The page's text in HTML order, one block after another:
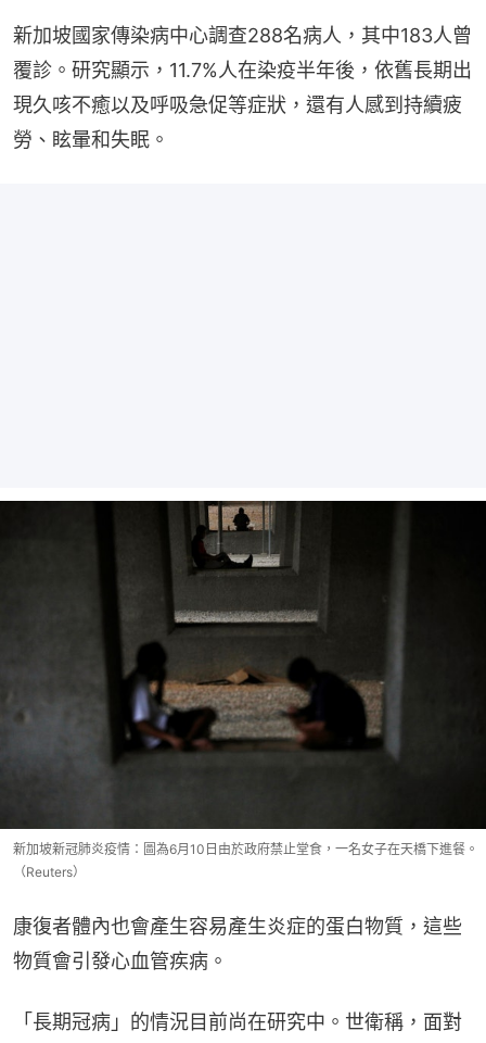
新加坡國家傳染病中心調查288名病人，其中183人曾
覆診。研究顯示，11.7%人在染疫半年後，依舊長期出
現久咳不癒以及呼吸急促等症狀，還有人感到持續疲
勞、眩暈和失眠。
新加坡新冠肺炎疫情：圖為6月10日由於政府禁止堂食，一名女子在天橋下進餐。
（Reuters）
康復者體內也會產生容易產生炎症的蛋白物質，這些
物質會引發心血管疾病。
「長期冠病」的情況目前尚在研究中。世衛稱，面對